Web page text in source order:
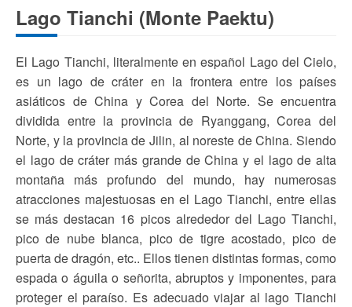
Lago Tianchi (Monte Paektu)
El Lago Tianchi, literalmente en español Lago del Cielo,
es un lago de cráter en la frontera entre los países
asiáticos de China y Corea del Norte. Se encuentra
dividida entre la provincia de Ryanggang, Corea del
Norte, y la provincia de Jilin, al noreste de China. Siendo
el lago de cráter más grande de China y el lago de alta
montaña más profundo del mundo, hay numerosas
atracciones majestuosas en el Lago Tianchi, entre ellas
se más destacan 16 picos alrededor del Lago Tianchi,
pico de nube blanca, pico de tigre acostado, pico de
puerta de dragón, etc.. Ellos tienen distintas formas, como
espada o águila o señorita, abruptos y imponentes, para
proteger el paraíso. Es adecuado viajar al lago Tianchi